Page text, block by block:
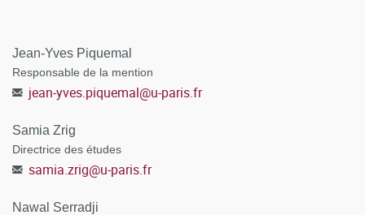
Jean-Yves Piquemal
Responsable de la mention
jean-yves.piquemal@u-paris.fr
Samia Zrig
Directrice des études
samia.zrig@u-paris.fr
Nawal Serradji